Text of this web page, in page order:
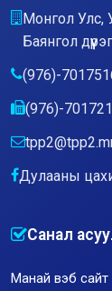
Монгол Улс,
Баянгол
(976)-
(976)-
Дулааны
Санал
Манай вэб сайт